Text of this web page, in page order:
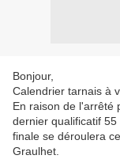
Bonjour,
Calendrier tarnais à
En raison de l'arrêté
dernier qualificatif
finale se déroulera
Graulhet.